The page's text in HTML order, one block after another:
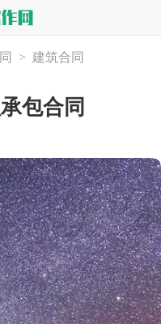
> 建筑合同
包合同